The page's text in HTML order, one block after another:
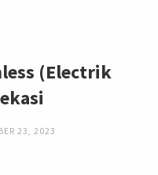
(Electrik
23, 2023